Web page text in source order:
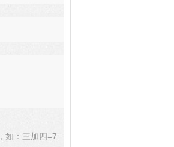
如：三加四=7